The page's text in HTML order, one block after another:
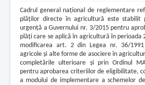
Cadrul general naţional de reglementare
plăţilor directe în agricultură este stabilit
urgenţă a Guvernului nr. 3/2015 pentru
plăţi care se aplică în agricultură în perioada
modificarea art. 2 din Legea nr. 36/
agricole şi alte forme de asociere în
completările ulterioare şi prin Ordinul
pentru aprobarea criteriilor de eligibilitate,
a modului de implementare a schemelor